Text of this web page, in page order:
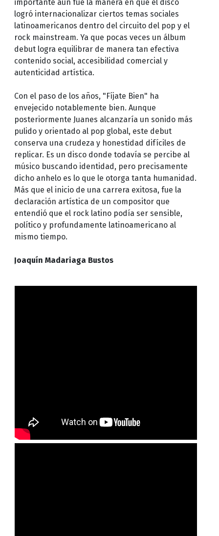
importante aún fue la manera en que el disco
logró internacionalizar ciertos temas sociales
latinoamericanos dentro del circuito del pop y el
rock mainstream. Ya que pocas veces un álbum
debut logra equilibrar de manera tan efectiva
contenido social, accesibilidad comercial y
autenticidad artística.
Con el paso de los años, "Fíjate Bien" ha
envejecido notablemente bien. Aunque
posteriormente Juanes alcanzaría un sonido más
pulido y orientado al pop global, este debut
conserva una crudeza y honestidad difíciles de
replicar. Es un disco donde todavía se percibe al
músico buscando identidad, pero precisamente
dicho anhelo es lo que le otorga tanta humanidad.
Más que el inicio de una carrera exitosa, fue la
declaración artística de un compositor que
entendió que el rock latino podía ser sensible,
político y profundamente latinoamericano al
mismo tiempo.
Joaquín Madariaga Bustos